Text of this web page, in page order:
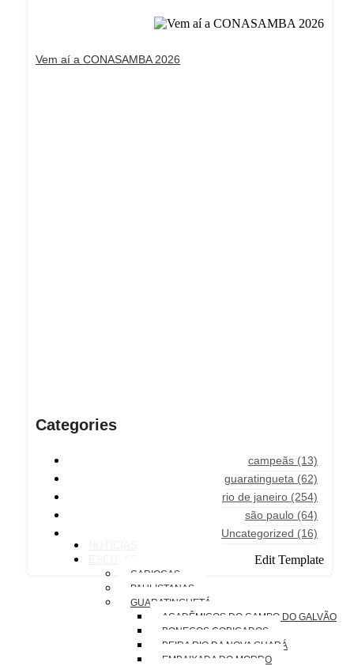
Vem aí a CONASAMBA 2026
Categories
campeãs (13)
guaratingueta (62)
rio de janeiro (254)
são paulo (64)
Uncategorized (16)
Edit Template
CARIOCAS
PAULISTANAS
GUARATINGUETÁ
ACADÊMICOS DO CAMPO DO GALVÃO
BONECOS COBIÇADOS
BEIRA RIO DA NOVA GUARÁ
EMBAIXADA DO MORRO